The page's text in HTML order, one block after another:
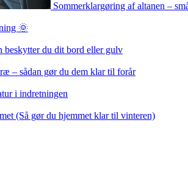
Sommerklargøring af altanen –
🌞
beskytter du dit bord eller gulv
– sådan gør du dem klar til forår
i indretningen
(Så gør du hjemmet klar til vinteren)